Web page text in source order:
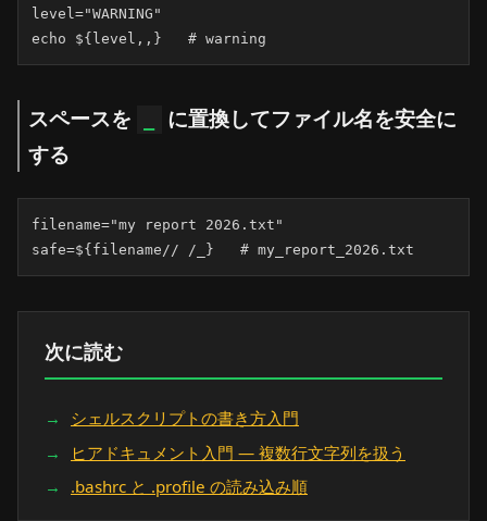
level="WARNING"
echo ${level,,}   # warning
スペースを
に置換してファイル名を安全に
する
filename="my report 2026.txt"
safe=${filename// /_}   # my_report_2026.txt
次に読む
シェルスクリプトの書き方入門
ヒアドキュメント入門 — 複数行文字列を扱う
.bashrc と .profile の読み込み順